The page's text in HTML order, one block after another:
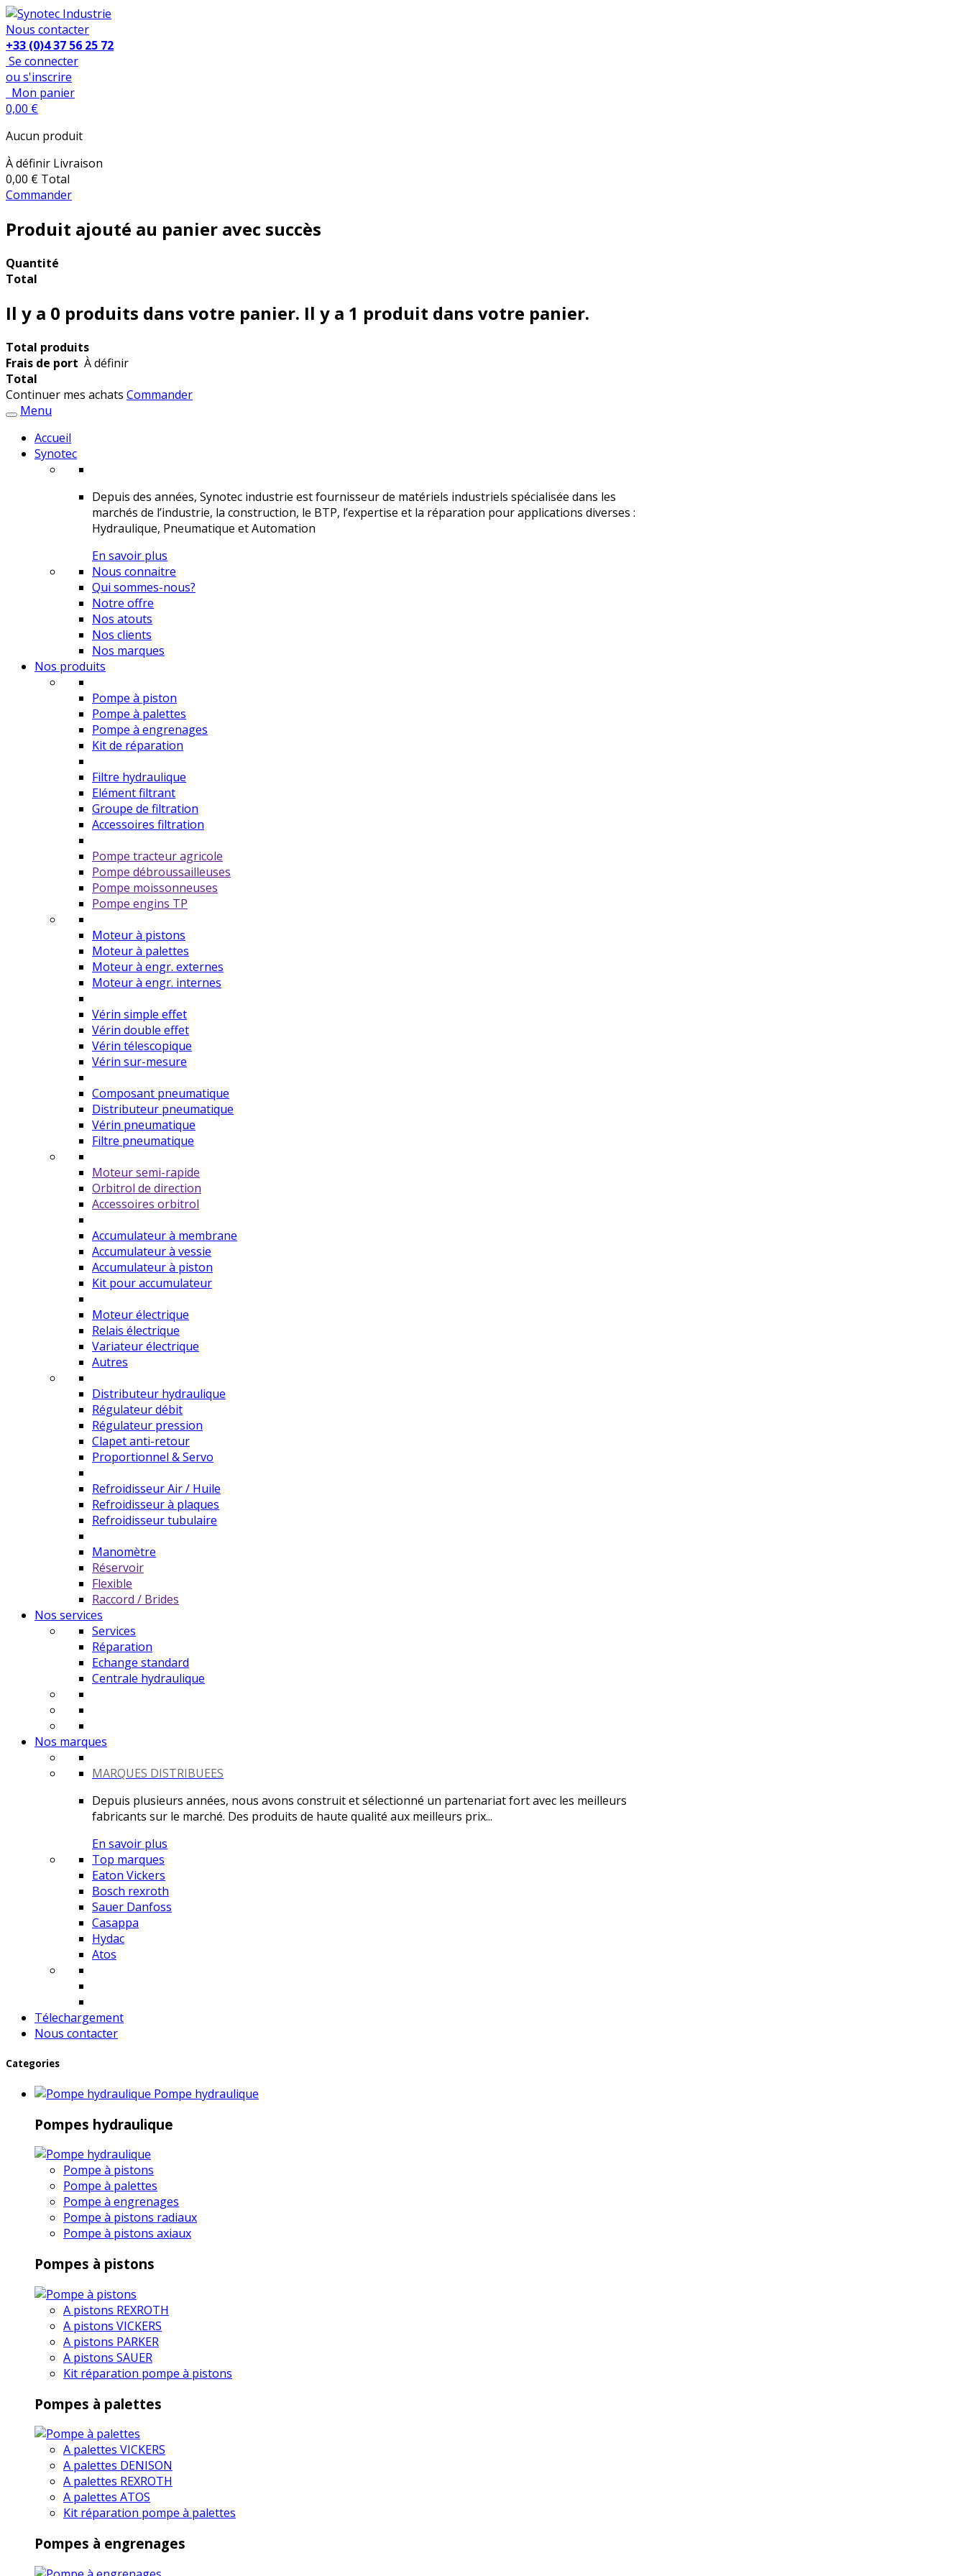
Nous contacter
+33 (0)4 37 56 25 72
Se connecter
ou s'inscrire
Mon panier
0,00 €
Aucun produit
À définir Livraison
0,00 € Total
Commander
Produit ajouté au panier avec succès
Quantité
Total
Il y a 0 produits dans votre panier. Il y a 1 produit dans votre panier.
Total produits
Frais de port À définir
Total
Continuer mes achats Commander
Menu
Accueil
Synotec
Depuis des années, Synotec industrie est fournisseur de matériels industriels spécialisée dans les
marchés de l’industrie, la construction, le BTP, l’expertise et la réparation pour applications diverses :
Hydraulique, Pneumatique et Automation
En savoir plus
Nous connaitre
Qui sommes-nous?
Notre offre
Nos atouts
Nos clients
Nos marques
Nos produits
Pompe à piston
Pompe à palettes
Pompe à engrenages
Kit de réparation
Filtre hydraulique
Elément filtrant
Groupe de filtration
Accessoires filtration
Pompe tracteur agricole
Pompe débroussailleuses
Pompe moissonneuses
Pompe engins TP
Moteur à pistons
Moteur à palettes
Moteur à engr. externes
Moteur à engr. internes
Vérin simple effet
Vérin double effet
Vérin télescopique
Vérin sur-mesure
Composant pneumatique
Distributeur pneumatique
Vérin pneumatique
Filtre pneumatique
Moteur semi-rapide
Orbitrol de direction
Accessoires orbitrol
Accumulateur à membrane
Accumulateur à vessie
Accumulateur à piston
Kit pour accumulateur
Moteur électrique
Relais électrique
Variateur électrique
Autres
Distributeur hydraulique
Régulateur débit
Régulateur pression
Clapet anti-retour
Proportionnel & Servo
Refroidisseur Air / Huile
Refroidisseur à plaques
Refroidisseur tubulaire
Manomètre
Réservoir
Flexible
Raccord / Brides
Nos services
Services
Réparation
Echange standard
Centrale hydraulique
Nos marques
MARQUES DISTRIBUEES
Depuis plusieurs années, nous avons construit et sélectionné un partenariat fort avec les meilleurs
fabricants sur le marché. Des produits de haute qualité aux meilleurs prix...
En savoir plus
Top marques
Eaton Vickers
Bosch rexroth
Sauer Danfoss
Casappa
Hydac
Atos
Télechargement
Nous contacter
Categories
Pompe hydraulique
Pompes hydraulique
Pompe à pistons
Pompe à palettes
Pompe à engrenages
Pompe à pistons radiaux
Pompe à pistons axiaux
Pompes à pistons
A pistons REXROTH
A pistons VICKERS
A pistons PARKER
A pistons SAUER
Kit réparation pompe à pistons
Pompes à palettes
A palettes VICKERS
A palettes DENISON
A palettes REXROTH
A palettes ATOS
Kit réparation pompe à palettes
Pompes à engrenages